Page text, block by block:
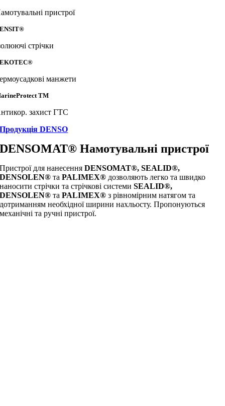
пристрої
стрічки
манжети
TM
захист ГТС
Продукція DENSO
DENSOMAT® Намотувальні пристрої
Пристрої для нанесенняDENSOMAT®, SEALID®,
DENSOLEN® таPALIMEX® дозволяють легко та швидко
наносити стрічки та стрічкові системи SEALID®,
DENSOLEN® таPALIMEX® з рівномірним натягом та
дотриманням необхідної ширини нахльосту. Пропонуються
механічні та ручні пристрої.